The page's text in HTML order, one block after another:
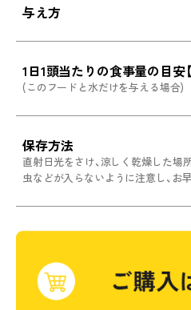
与え方
1日1頭当たりの食事量の目安
(このフードと水だけを与える場合)
保存方法
直射日光をさけ、涼しく乾燥した場
虫などが入らないように注意し、お